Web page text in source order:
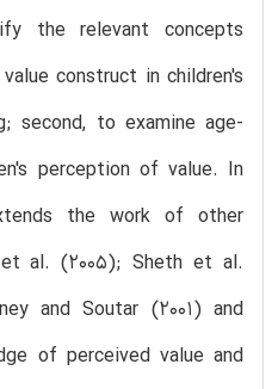
the relevant concepts
construct in children's
second, to examine age-
perception of value. In
the work of other
al. (2005); Sheth et al.
and Soutar (2001) and
of perceived value and